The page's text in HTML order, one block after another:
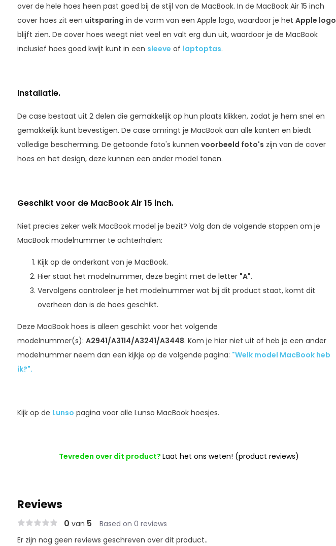
over de hele hoes heen past goed bij de stijl van de MacBook. In de MacBook Air 15 inch
cover hoes zit een uitsparing in de vorm van een Apple logo, waardoor je het Apple logo
blijft zien. De cover hoes weegt niet veel en valt erg dun uit, waardoor je de MacBook
inclusief hoes goed kwijt kunt in een sleeve of laptoptas.
Installatie.
De case bestaat uit 2 delen die gemakkelijk op hun plaats klikken, zodat je hem snel en
gemakkelijk kunt bevestigen. De case omringt je MacBook aan alle kanten en biedt
volledige bescherming. De getoonde foto's kunnen voorbeeld foto's zijn van de cover
hoes en het design, deze kunnen een ander model tonen.
Geschikt voor de MacBook Air 15 inch.
Niet precies zeker welk MacBook model je bezit? Volg dan de volgende stappen om je
MacBook modelnummer te achterhalen:
Kijk op de onderkant van je MacBook.
Hier staat het modelnummer, deze begint met de letter "A".
Vervolgens controleer je het modelnummer wat bij dit product staat, komt dit
overheen dan is de hoes geschikt.
Deze MacBook hoes is alleen geschikt voor het volgende
modelnummer(s): A2941/A3114/A3241/A3448. Kom je hier niet uit of heb je een ander
modelnummer neem dan een kijkje op de volgende pagina: "Welk model MacBook heb
ik?".
Kijk op de Lunso pagina voor alle Lunso MacBook hoesjes.
Tevreden over dit product?Laat het ons weten! (product reviews)
Reviews
0 van 5 Based on 0 reviews
Er zijn nog geen reviews geschreven over dit product..